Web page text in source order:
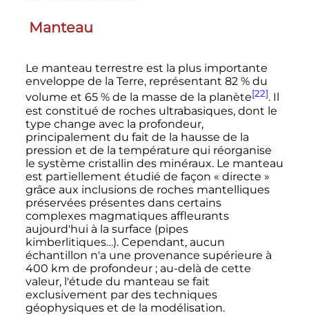
Manteau
Le manteau terrestre est la plus importante
enveloppe de la Terre, représentant 82 % du
volume et 65 % de la masse de la planète[22]. Il
est constitué de roches ultrabasiques, dont le
type change avec la profondeur,
principalement du fait de la hausse de la
pression et de la température qui réorganise
le système cristallin des minéraux. Le manteau
est partiellement étudié de façon « directe »
grâce aux inclusions de roches mantelliques
préservées présentes dans certains
complexes magmatiques affleurants
aujourd'hui à la surface (pipes
kimberlitiques…). Cependant, aucun
échantillon n'a une provenance supérieure à
400 km de profondeur ; au-delà de cette
valeur, l'étude du manteau se fait
exclusivement par des techniques
géophysiques et de la modélisation.